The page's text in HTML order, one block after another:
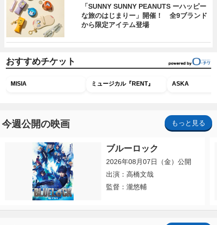
「SUNNY SUNNY PEANUTS ーハッピー
な旅のはじまりー」開催！ 全9ブランド
から限定アイテム登場
おすすめチケット
MISIA ミュージカル『RENT』 ASKA
今週公開の映画 もっと見る
ブルーロック
2026年08月07日（金）公開
出演：高橋文哉
監督：瀧悠輔